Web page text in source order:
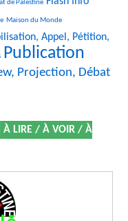
de Palestine
Maison du Monde
Appel, Pétition,
Publication
Projection, Débat
À LIRE / À VOIR / À